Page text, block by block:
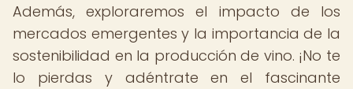
Además, exploraremos el impacto de los
mercados emergentes y la importancia de la
sostenibilidad en la producción de vino. ¡No te
lo pierdas y adéntrate en el fascinante